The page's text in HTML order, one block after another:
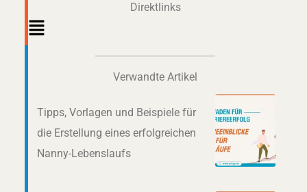
Direktlinks
Main
Verwandte Artikel
Tipps, Vorlagen und Beispiele für
die Erstellung eines erfolgreichen
Nanny-Lebenslaufs